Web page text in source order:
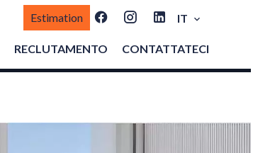
Estimation IT
RECLUTAMENTO CONTATTATECI